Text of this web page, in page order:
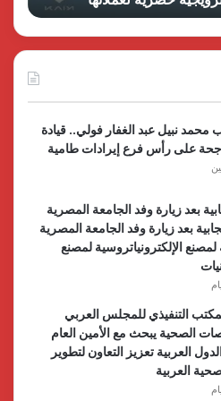
لاند
محمد نبيل عبد الغفار فولي.. قيادة
على رأس فرع إيرادات طامية
بعد زيارة وفد الجامعة المصرية
بعد زيارة وفد الجامعة المصرية
الإلكترونياتروسية لمصنع
التنفيذي للمجلس العربي
الصحية يبحث مع الأمين العام
العربية تعزيز التعاون لتطوير
العربية